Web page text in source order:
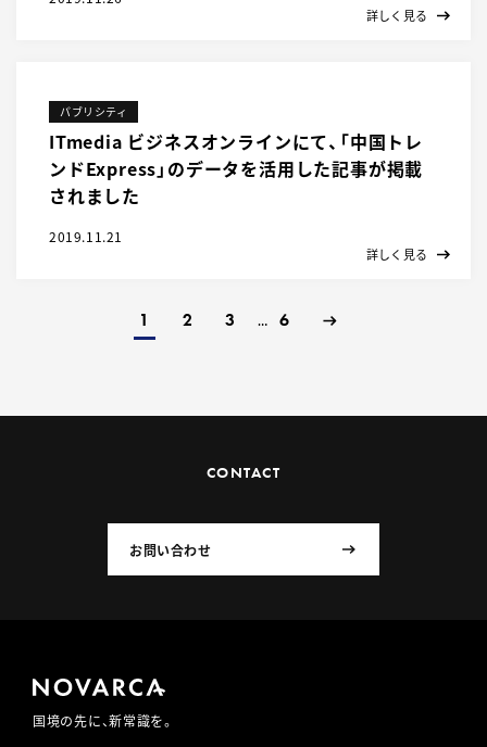
詳しく見る
パブリシティ
2019.11.21
ITmedia ビジネスオンラインにて、「中国トレ
ンドExpress」のデータを活用した記事が掲載
されました
詳しく見る
1 2 3 … 6
CONTACT
お問い合わせ
国境の先に、新常識を。